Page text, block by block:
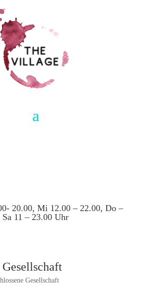
20.00, Mi 12.00 – 22.00, Do –
Sa 11 – 23.00 Uhr
Gesellschaft
Gesellschaft